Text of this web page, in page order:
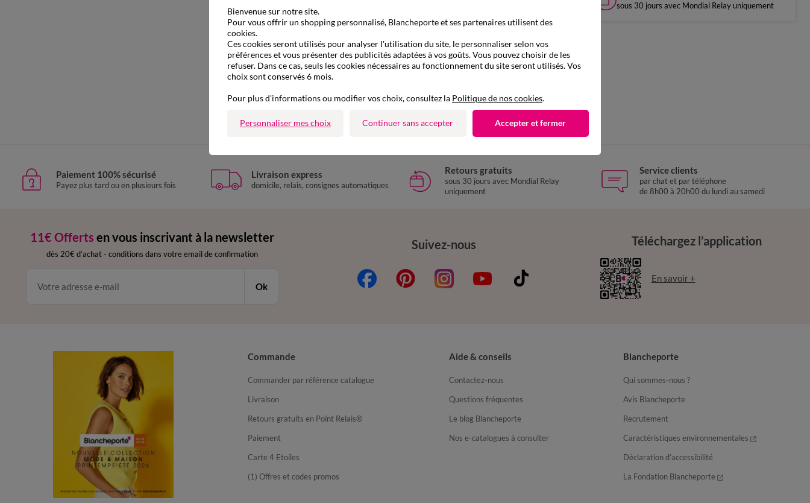
sous 30 jours avec Mondial Relay uniquement
Sac
Paiement 100% sécurisé
Payez plus tard ou en plusieurs fois
Livraison express
domicile, relais, consignes automatiques
Retours gratuits
sous 30 jours avec Mondial Relay
uniquement
Service clients
par chat et par téléphone
de 8h00 à 20h00 du lundi au samedi
11€ Offerts en vous inscrivant à la newsletter
dès 20€ d’achat - conditions dans votre email de confirmation
Ok
Suivez-nous Téléchargez l’application
En savoir +
Commande
Commander par référence catalogue
Livraison
Retours gratuits en Point Relais®
Paiement
Carte 4 Etoiles
(1) Offres et codes promos
Aide & conseils
Contactez-nous
Questions fréquentes
Le blog Blancheporte
Nos e-catalogues à consulter
Blancheporte
Qui sommes-nous ?
Avis Blancheporte
Recrutement
Caractéristiques environnementales
Déclaration d’accessibilité
La Fondation Blancheporte
Bienvenue sur notre site.
Pour vous offrir un shopping personnalisé, Blancheporte et ses partenaires utilisent des
cookies.
Ces cookies seront utilisés pour analyser l'utilisation du site, le personnaliser selon vos
préférences et vous présenter des publicités adaptées à vos goûts. Vous pouvez choisir de les
refuser. Dans ce cas, seuls les cookies nécessaires au fonctionnement du site seront utilisés. Vos
choix sont conservés 6 mois.
Pour plus d'informations ou modifier vos choix, consultez la Politique de nos cookies.
Personnaliser mes choix Continuer sans accepter Accepter et fermer